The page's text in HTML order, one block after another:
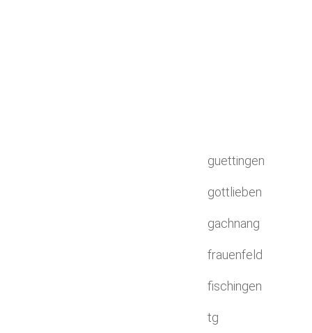
guettingen
gottlieben
gachnang
frauenfeld
fischingen
tg